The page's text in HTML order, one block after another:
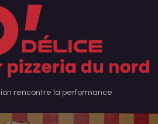
rencontre la performance